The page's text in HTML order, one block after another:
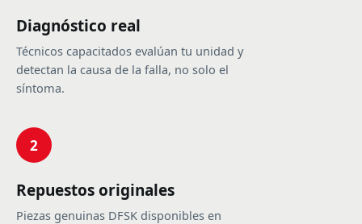
Diagnóstico real
Técnicos capacitados evalúan tu unidad y
detectan la causa de la falla, no solo el
síntoma.
2
Repuestos originales
Piezas genuinas DFSK disponibles en